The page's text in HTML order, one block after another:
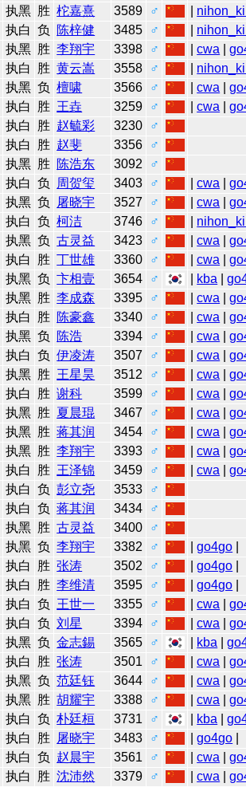
执黑 胜 柁嘉熹 3589 ♂
执白 负 陈梓健 3485 ♂
执黑 胜 李翔宇 3398 ♂ |cwa |
执白 胜 黄云嵩 3558 ♂
执黑 负 檀啸 3566 ♂ |cwa |
执白 胜 王垚 3259 ♂ |cwa |
执白 胜 赵毓彩 3230
♂
执白 胜 赵斐 3356
♂
执黑 胜 陈浩东 3092
♂
执白 负 周贺玺 3403 ♂ |cwa |
执黑 负 屠晓宇 3527 ♂ |cwa |
执白 负 柯洁 3746 ♂
执黑 负 古灵益 3423 ♂ |cwa |
执白 胜 丁世雄 3360 ♂ |cwa |
执黑 负 卞相壹 3654 ♂ kba |
执黑 胜 李成森 3395 ♂ |cwa |
执白 胜 陈豪鑫 3340 ♂ |cwa |
执黑 负 陈浩 3394 ♂ |cwa |
执白 负 伊凌涛 3507 ♂ |cwa |
执黑 胜 王星昊 3512 ♂ |cwa |
执白 胜 谢科 3599 ♂ |cwa |
执黑 胜 夏晨琨 3467 ♂ |cwa |
执黑 胜 蒋其润 3454 ♂ |cwa |
执黑 胜 李翔宇 3393 ♂ |cwa |
执白 胜 王泽锦 3459 ♂ |cwa |
执白 负 彭立尧 3533
♂
执白 负 蒋其润 3434
♂
执黑 胜 古灵益 3400
♂
执黑 负 李翔宇 3382 ♂ |go4go
执白 胜 张涛 3502 ♂ |go4go
执白 胜 李维清 3595 ♂ |go4go
执白 负 王世一 3355 ♂ |cwa |
执白 负 刘星 3394 ♂ |cwa |
执黑 负 金志錫 3565 ♂ kba |
执白 胜 张涛 3501 ♂ |cwa |
执黑 负 范廷钰 3644 ♂ |cwa |
执黑 胜 胡耀宇 3388 ♂ |cwa |
执白 负 朴廷桓 3731 ♂ kba |
执白 胜 屠晓宇 3483 ♂ |go4go
执白 负 赵晨宇 3561 ♂ |cwa |
执白 胜 沈沛然 3379 ♂ |cwa |